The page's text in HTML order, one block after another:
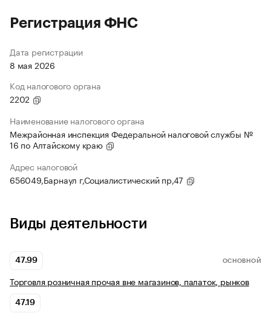
Регистрация ФНС
Дата регистрации
8 мая 2026
Код налогового органа
2202
Наименование налогового органа
Межрайонная инспекция Федеральной налоговой службы №
16 по Алтайскому краю
Адрес налоговой
656049,Барнаул г,Социалистический пр,47
Виды деятельности
47.99 ОСНОВНОЙ
Торговля розничная прочая вне магазинов, палаток, рынков
47.19